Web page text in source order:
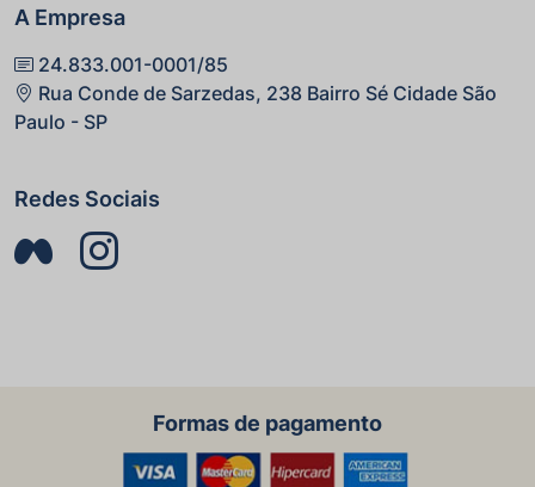
A Empresa
24.833.001-0001/85
Rua Conde de Sarzedas, 238 Bairro Sé Cidade São
Paulo - SP
Redes Sociais
Formas de pagamento